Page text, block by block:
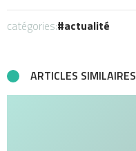
catégories: actualité
ARTICLES SIMILAIRES